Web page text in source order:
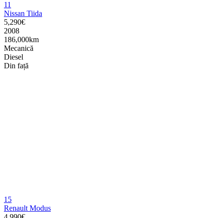
11
Nissan Tiida
5,290€
2008
186,000km
Mecanică
Diesel
Din față
15
Renault Modus